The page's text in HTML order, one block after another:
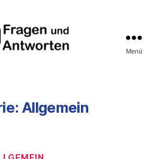
Menü
Allgemein
Kategorien